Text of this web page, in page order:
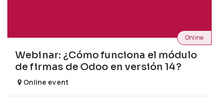
Webinar: ¿Cómo funciona el módulo
de firmas de Odoo en versión 14?
Online
Online event